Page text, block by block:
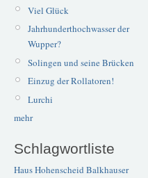
Viel Glück
Jahrhunderthochwasser der
Wupper?
Solingen und seine Brücken
Einzug der Rollatoren!
Lurchi
mehr
Schlagwortliste
Haus Hohenscheid Balkhauser